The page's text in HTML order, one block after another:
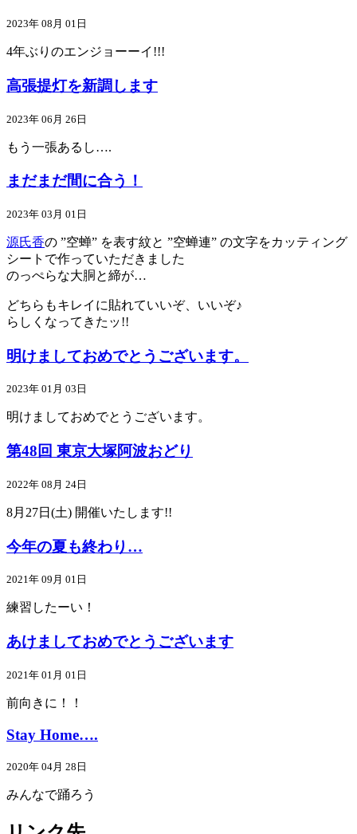
2023年 08月 01日
4年ぶりのエンジョーーイ!!!
高張提灯を新調します
2023年 06月 26日
もう一張あるし….
まだまだ間に合う！
2023年 03月 01日
源氏香の ”空蝉” を表す紋と ”空蝉連” の文字をカッティング
シートで作っていただきました
のっぺらな大胴と締が…
どちらもキレイに貼れていいぞ、いいぞ♪
らしくなってきたッ!!
明けましておめでとうございます。
2023年 01月 03日
明けましておめでとうございます。
第48回 東京大塚阿波おどり
2022年 08月 24日
8月27日(土) 開催いたします!!
今年の夏も終わり…
2021年 09月 01日
練習したーい！
あけましておめでとうございます
2021年 01月 01日
前向きに！！
Stay Home….
2020年 04月 28日
みんなで踊ろう